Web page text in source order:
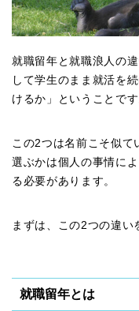
就職留年と就職浪人の
して学生のまま就活を
けるか」ということです
この2つは名前こそ似て
選ぶかは個人の事情に
る必要があります。
まずは、この2つの違い
就職留年とは